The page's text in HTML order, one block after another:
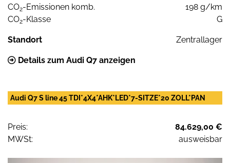
CO2-Emissionen komb.
198 g/km
CO2-Klasse G
Standort Zentrallager
Details zum Audi Q7 anzeigen
Audi Q7 S line 45 TDI*4X4*AHK*LED*7-SITZE*20 ZOLL*PAN
Preis:
84.629,00 €
MWSt:
ausweisbar